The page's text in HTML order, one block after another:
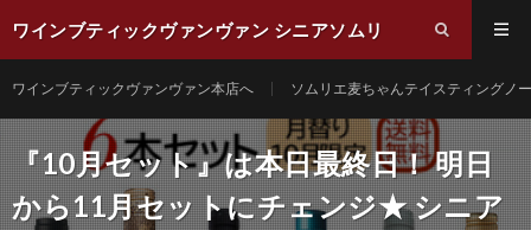
ワインブティックヴァンヴァン シニアソムリ
ワインブティックヴァンヴァン本店へ ソムリエ麦ちゃんテイスティングノ
『10月セット』は本日最終日！ 明日
から11月セットにチェンジ★ シニア